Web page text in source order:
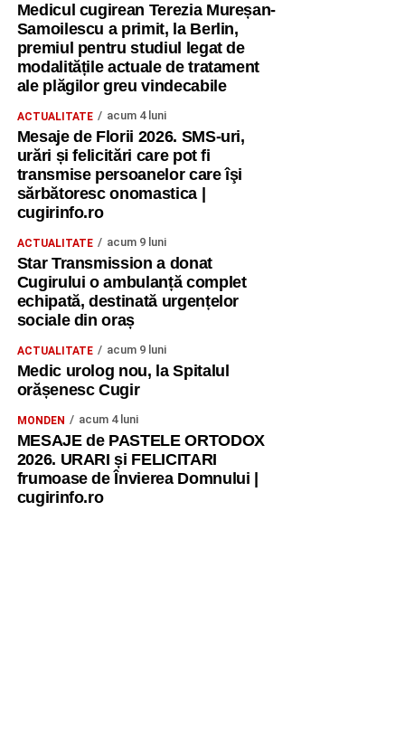
Medicul cugirean Terezia Mureșan-
Samoilescu a primit, la Berlin,
premiul pentru studiul legat de
modalitățile actuale de tratament
ale plăgilor greu vindecabile
ACTUALITATE acum 4 luni
Mesaje de Florii 2026. SMS-uri,
urări și felicitări care pot fi
transmise persoanelor care îşi
sărbătoresc onomastica |
cugirinfo.ro
ACTUALITATE acum 9 luni
Star Transmission a donat
Cugirului o ambulanță complet
echipată, destinată urgențelor
sociale din oraș
ACTUALITATE acum 9 luni
Medic urolog nou, la Spitalul
orășenesc Cugir
MONDEN acum 4 luni
MESAJE de PASTELE ORTODOX
2026. URARI și FELICITARI
frumoase de Învierea Domnului |
cugirinfo.ro